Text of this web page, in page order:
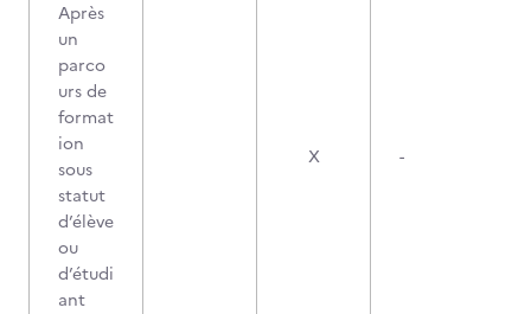
Après
un
parco
urs de
format
ion
sous
statut
d’élève
ou
d’étudi
ant
X -